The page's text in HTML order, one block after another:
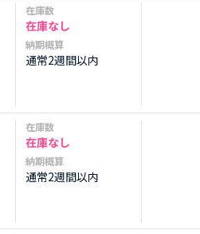
在庫数
在庫なし
納期概算
通常2週間以内
在庫数
在庫なし
納期概算
通常2週間以内